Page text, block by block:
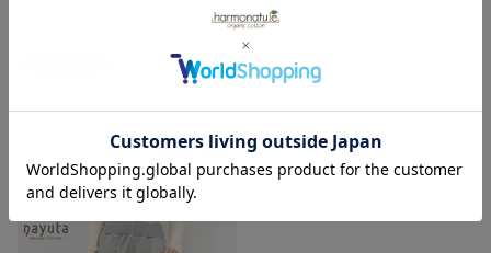
裏起毛であったかいので、パジャマとして愛用しています。